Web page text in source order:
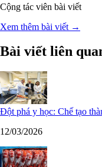
Cộng tác viên bài viết
Xem thêm bài viết →
Bài viết liên
Đột phá y học: Chế tạo
12/03/2026